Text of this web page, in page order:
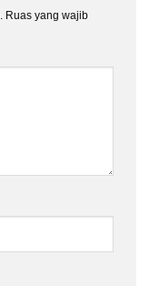
Ruas yang wajib